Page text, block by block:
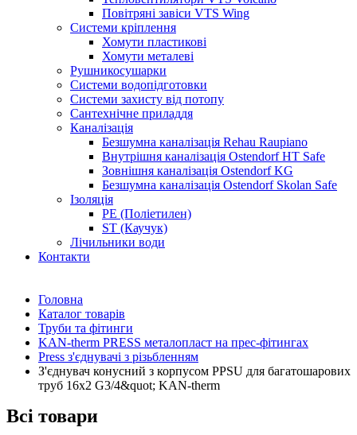
Повітряні завіси VTS Wing
Системи кріплення
Хомути пластикові
Хомути металеві
Рушникосушарки
Системи водопідготовки
Системи захисту від потопу
Сантехнічне приладдя
Каналізація
Безшумна каналізація Rehau Raupiano
Внутрішня каналізація Ostendorf HT Safe
Зовнішня каналізація Ostendorf KG
Безшумна каналізація Ostendorf Skolan Safe
Ізоляція
PE (Поліетилен)
ST (Каучук)
Лічильники води
Контакти
Головна
Каталог товарів
Труби та фітинги
KAN-therm PRESS металопласт на прес-фітингах
Press з'єднувачі з різьбленням
З'єднувач конусний з корпусом PPSU для багатошарових
труб 16x2 G3/4&quot; KAN-therm
Всі товари